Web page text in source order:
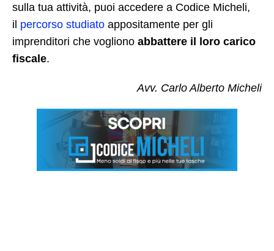
sulla tua attività, puoi accedere a Codice Micheli,
il percorso studiato appositamente per gli
imprenditori che vogliono abbattere il loro carico
fiscale.
Avv. Carlo Alberto Micheli